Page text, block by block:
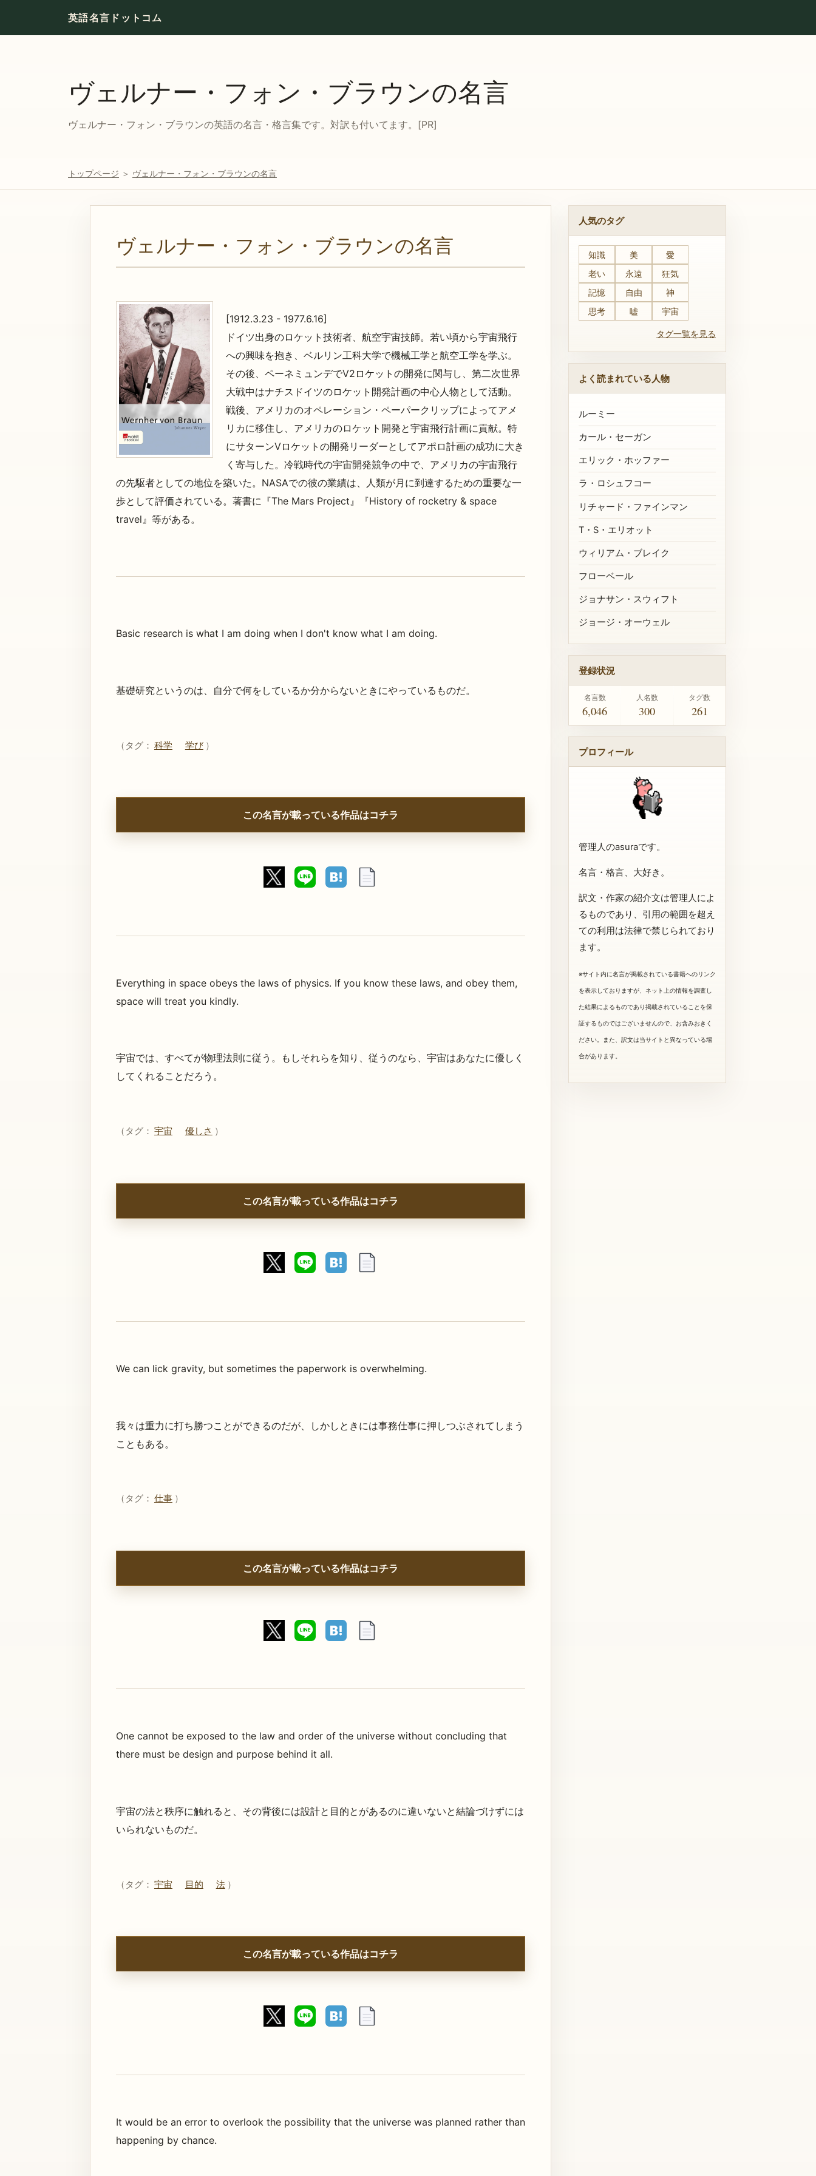
英語名言ドットコム
ヴェルナー・フォン・ブラウンの名言
ヴェルナー・フォン・ブラウンの英語の名言・格言集です。対訳も付いてます。[PR]
トップページ ＞ ヴェルナー・フォン・ブラウンの名言
ヴェルナー・フォン・ブラウンの名言
[1912.3.23 - 1977.6.16]
ドイツ出身のロケット技術者、航空宇宙技師。若い頃から宇宙飛行
への興味を抱き、ベルリン工科大学で機械工学と航空工学を学ぶ。
その後、ペーネミュンデでV2ロケットの開発に関与し、第二次世界
大戦中はナチスドイツのロケット開発計画の中心人物として活動。
戦後、アメリカのオペレーション・ペーパークリップによってアメ
リカに移住し、アメリカのロケット開発と宇宙飛行計画に貢献。特
にサターンVロケットの開発リーダーとしてアポロ計画の成功に大き
く寄与した。冷戦時代の宇宙開発競争の中で、アメリカの宇宙飛行
の先駆者としての地位を築いた。NASAでの彼の業績は、人類が月に到達するための重要な一
歩として評価されている。著書に『The Mars Project』『History of rocketry & space
travel』等がある。
Basic research is what I am doing when I don't know what I am doing.
基礎研究というのは、自分で何をしているか分からないときにやっているものだ。
（タグ： 科学 学び ）
この名言が載っている作品はコチラ
Everything in space obeys the laws of physics. If you know these laws, and obey them,
space will treat you kindly.
宇宙では、すべてが物理法則に従う。もしそれらを知り、従うのなら、宇宙はあなたに優しく
してくれることだろう。
（タグ： 宇宙 優しさ ）
この名言が載っている作品はコチラ
We can lick gravity, but sometimes the paperwork is overwhelming.
我々は重力に打ち勝つことができるのだが、しかしときには事務仕事に押しつぶされてしまう
こともある。
（タグ： 仕事 ）
この名言が載っている作品はコチラ
One cannot be exposed to the law and order of the universe without concluding that
there must be design and purpose behind it all.
宇宙の法と秩序に触れると、その背後には設計と目的とがあるのに違いないと結論づけずには
いられないものだ。
（タグ： 宇宙 目的 法 ）
この名言が載っている作品はコチラ
It would be an error to overlook the possibility that the universe was planned rather than
happening by chance.
人気のタグ
知識 美
愛
老い
永遠
狂気
記憶
自由
神
思考
嘘 宇宙
タグ一覧を見る
よく読まれている人物
ルーミー
カール・セーガン
エリック・ホッファー
ラ・ロシュフコー
リチャード・ファインマン
T・S・エリオット
ウィリアム・ブレイク
フローベール
ジョナサン・スウィフト
ジョージ・オーウェル
登録状況
名言数
6,046
人名数
300
タグ数
261
プロフィール
管理人のasuraです。
名言・格言、大好き。
訳文・作家の紹介文は管理人によ
るものであり、引用の範囲を超え
ての利用は法律で禁じられており
ます。
※サイト内に名言が掲載されている書籍へのリンク
を表示しておりますが、ネット上の情報を調査し
た結果によるものであり掲載されていることを保
証するものではございませんので、お含みおきく
ださい。また、訳文は当サイトと異なっている場
合があります。